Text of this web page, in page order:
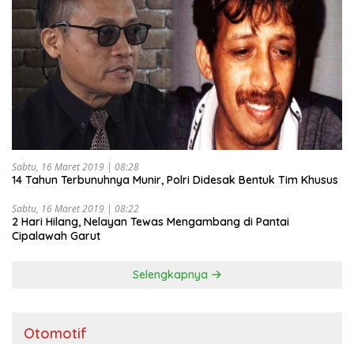
Sabtu, 16 Maret 2019 | 08:28
14 Tahun Terbunuhnya Munir, Polri Didesak Bentuk Tim Khusus
Sabtu, 16 Maret 2019 | 08:22
2 Hari Hilang, Nelayan Tewas Mengambang di Pantai
Cipalawah Garut
Selengkapnya
Otomotif